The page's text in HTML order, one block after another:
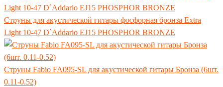
Струны для акустической гитары фосфорная бронза Extra
Light 10-47 D`Addario EJ15 PHOSPHOR BRONZE
Струны Fabio FA095-SL для акустической гитары Бронза (6шт.
0.11-0.52)